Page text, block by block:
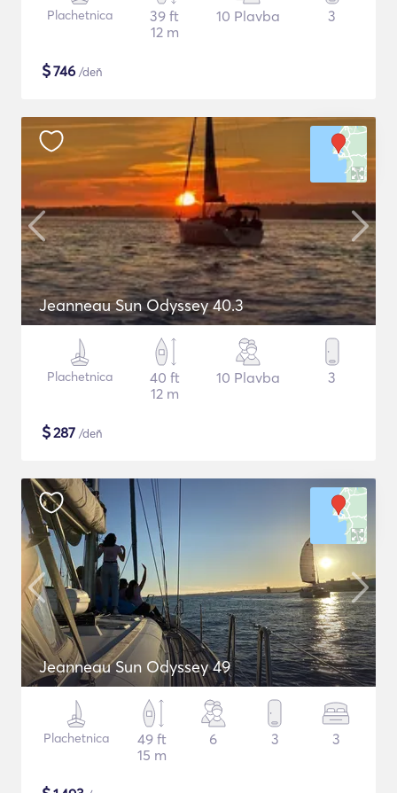
Plachetnica
39 ft
12 m
10 Plavba 3
$746 /deň
Jeanneau Sun Odyssey 40.3
Plachetnica
40 ft
12 m
10 Plavba 3
$287 /deň
Jeanneau Sun Odyssey 49
Plachetnica
49 ft
15 m
6 3 3